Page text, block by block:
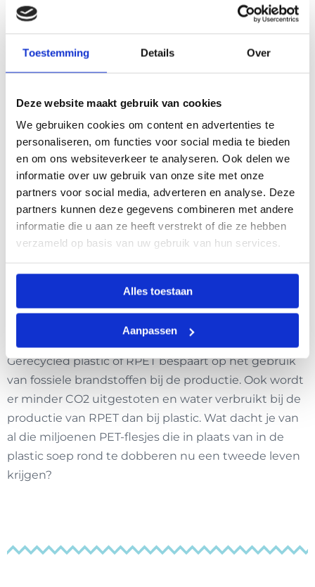
Toestemming Details Over
Deze website maakt gebruik van cookies
We gebruiken cookies om content en advertenties te
personaliseren, om functies voor social media te bieden
en om ons websiteverkeer te analyseren. Ook delen we
informatie over uw gebruik van onze site met onze
partners voor social media, adverteren en analyse. Deze
partners kunnen deze gegevens combineren met andere
informatie die u aan ze heeft verstrekt of die ze hebben
verzameld op basis van uw gebruik van hun services.
Alles toestaan
Aanpassen
compostering, biocompatibel en worden
grondstoffen zoals maiszetmeel.
wordt
omdat het een ademend materiaal is. Daarom is het
meteen minder geschikt voor bijvoorbeeld flessen
en heeftFlaskvrijwel geen PLA flessen in het
assortiment.
RPET
Gerecycled plastic of RPET bespaart op het gebruik
van fossiele brandstoffen bij de productie. Ook wordt
er minder CO2 uitgestoten en water verbruikt bij de
productie van RPET dan bij plastic. Wat dacht je van
al die miljoenen PET-flesjes die in plaats van in de
plastic soep rond te dobberen nu een tweede leven
krijgen?